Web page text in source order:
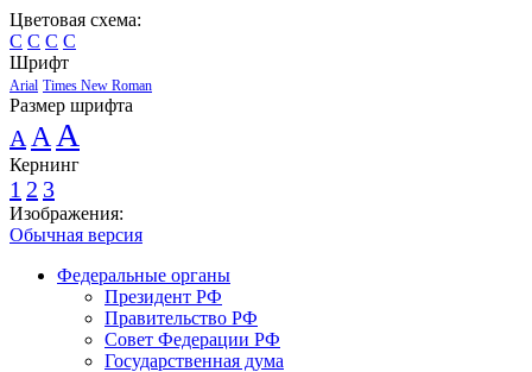
Цветовая схема:
C C C C
Шрифт
Arial Times New Roman
Размер шрифта
A A A
Кернинг
1 2 3
Изображения:
Обычная версия
Федеральные органы
Президент РФ
Правительство РФ
Совет Федерации РФ
Государственная дума